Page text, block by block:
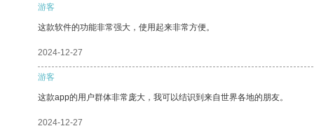
游客
这款软件的功能非常强大，使用起来非常方便。
2024-12-27
游客
这款app的用户群体非常庞大，我可以结识到来自世界各地的朋友。
2024-12-27